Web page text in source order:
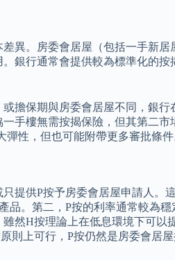
。房委會居屋（包括一手新
銀行通常會提供較為標準化的
擔保期與房委會居屋不同，銀
樓無需按揭保險，但其第二
性，但也可能附帶更多審批條件
提供P按予房委會居屋申請人。
。第二，P按的利率通常較為
然H按理論上在低息環境下可
上可行，P按仍然是房委會居屋